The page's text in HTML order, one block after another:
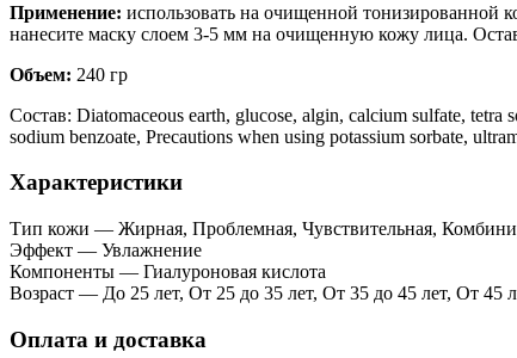
Применение: использовать на очищенной
нанесите маску слоем 3-5 мм на очищенную кожу лица.
Объем: 240 гр
Состав: Diatomaceous earth, glucose, algin, calcium sulfate,
sodium benzoate, Precautions when using potassium sorbate,
Характеристики
Тип кожи — Жирная, Проблемная, Чувствительная,
Эффект — Увлажнение
Компоненты — Гиалуроновая кислота
Возраст — До 25 лет, От 25 до 35 лет, От 35 до 45 лет, От 45
Оплата и доставка